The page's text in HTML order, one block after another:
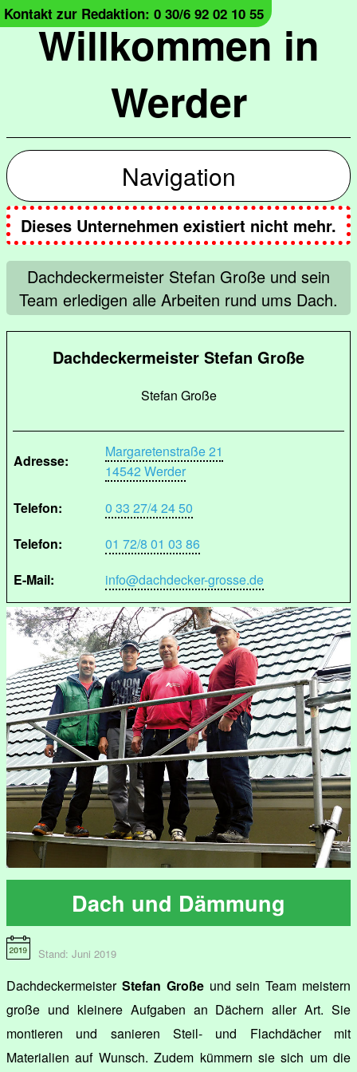
Willkommen in
Werder
Kontakt zur Redaktion: 0 30/6 92 02 10 55
Navigation
Dieses Unternehmen existiert nicht mehr.
Dachdeckermeister Stefan Große und sein
Team erledigen alle Arbeiten rund ums Dach.
Dachdeckermeister Stefan Große
Stefan Große
Adresse:
Margaretenstraße 21
14542 Werder
Telefon:
0 33 27/4 24 50
Telefon:
01 72/8 01 03 86
E-Mail:
info@dachdecker-grosse.de
Dach und Dämmung
Stand: Juni 2019
Dachdeckermeister Stefan Großeund sein Team meistern
große und kleinere Aufgaben an Dächern aller Art. Sie
montieren und sanieren Steil- und Flachdächer mit
Materialien auf Wunsch. Zudem kümmern sie sich um die